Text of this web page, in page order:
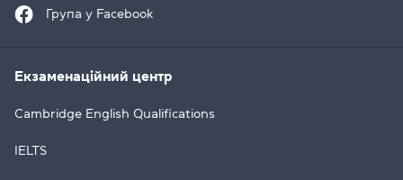
Група у Facebook
Екзаменаційний центр
Cambridge English Qualifications
IELTS